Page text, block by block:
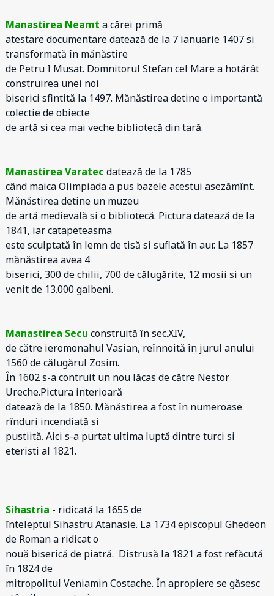
Manastirea Neamt a cărei primă
atestare documentare datează de la 7 ianuarie 1407 si
transformată în mănăstire
de Petru I Musat. Domnitorul Stefan cel Mare a hotărât
construirea unei noi
biserici sfintită la 1497. Mănăstirea detine o importantă
colectie de obiecte
de artă si cea mai veche bibliotecă din tară.
Manastirea Varatec datează de la 1785
când maica Olimpiada a pus bazele acestui asezămînt.
Mănăstirea detine un muzeu
de artă medievală si o bibliotecă. Pictura datează de la
1841, iar catapeteasma
este sculptată în lemn de tisă si suflată în aur. La 1857
mănăstirea avea 4
biserici, 300 de chilii, 700 de călugărite, 12 mosii si un
venit de 13.000 galbeni.
Manastirea Secu construită în sec.XIV,
de către ieromonahul Vasian, reînnoită în jurul anului
1560 de călugărul Zosim.
În 1602 s-a contruit un nou lăcas de către Nestor
Ureche.Pictura interioară
datează de la 1850. Mănăstirea a fost în numeroase
rînduri incendiată si
pustiită. Aici s-a purtat ultima luptă dintre turci si
eteristi al 1821.
Sihastria - ridicată la 1655 de
înteleptul Sihastru Atanasie. La 1734 episcopul Ghedeon
de Roman a ridicat o
nouă biserică de piatră. Distrusă la 1821 a fost refăcută
în 1824 de
mitropolitul Veniamin Costache. În apropiere se găsesc